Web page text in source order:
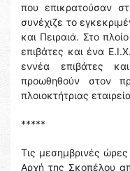
που επικρατούσαν
συνέχιζε το
και Πειραιά. Στο
επιβάτες και ένα
εννέα επιβάτες
προωθηθούν στον
πλοιοκτήτριας
*****
Τις μεσημβρινές
Αρχή της Σκοπέλου